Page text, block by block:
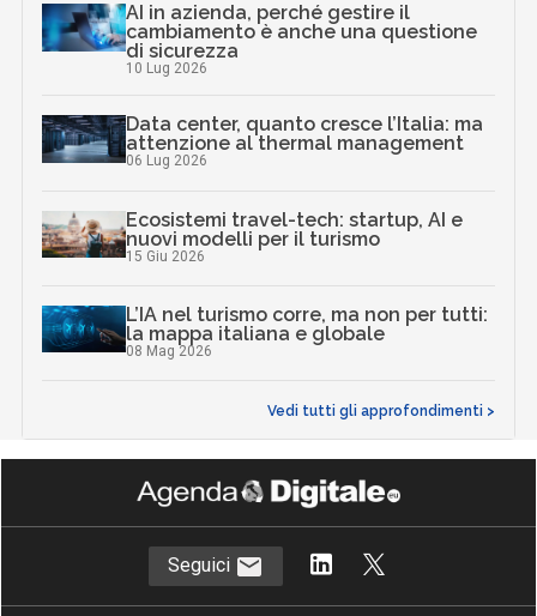
AI in azienda, perché gestire il
cambiamento è anche una questione
di sicurezza
10 Lug 2026
Data center, quanto cresce l’Italia: ma
attenzione al thermal management
06 Lug 2026
Ecosistemi travel-tech: startup, AI e
nuovi modelli per il turismo
15 Giu 2026
L’IA nel turismo corre, ma non per tutti:
la mappa italiana e globale
08 Mag 2026
Vedi tutti gli approfondimenti >
Seguici